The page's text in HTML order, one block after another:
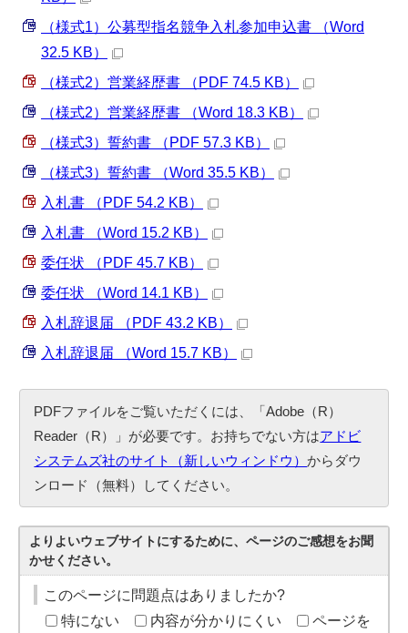
（様式1）公募型指名競争入札参加申込書 （Word
32.5 KB）
（様式2）営業経歴書 （PDF 74.5 KB）
（様式2）営業経歴書 （Word 18.3 KB）
（様式3）誓約書 （PDF 57.3 KB）
（様式3）誓約書 （Word 35.5 KB）
入札書 （PDF 54.2 KB）
入札書 （Word 15.2 KB）
委任状 （PDF 45.7 KB）
委任状 （Word 14.1 KB）
入札辞退届 （PDF 43.2 KB）
入札辞退届 （Word 15.7 KB）
PDFファイルをご覧いただくには、「Adobe（R）
Reader（R）」が必要です。お持ちでない方はアドビ
システムズ社のサイト（新しいウィンドウ）からダウ
ンロード（無料）してください。
よりよいウェブサイトにするために、ページのご感想をお聞
かせください。
このページに問題点はありましたか?
特にない
内容が分かりにくい
ページを